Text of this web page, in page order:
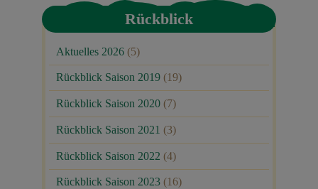
Rückblick
Aktuelles 2026 (5)
Rückblick Saison 2019 (19)
Rückblick Saison 2020 (7)
Rückblick Saison 2021 (3)
Rückblick Saison 2022 (4)
Rückblick Saison 2023 (16)